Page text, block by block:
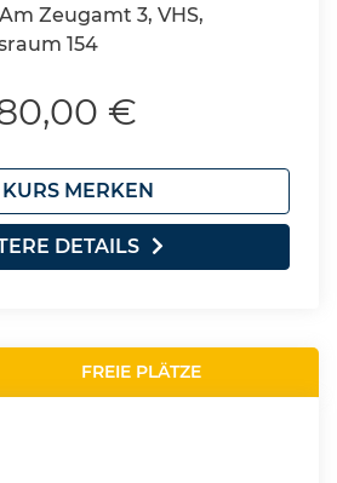
Zeugamt 3, VHS,
154
€
MERKEN
DETAILS
FREIE PLÄTZE